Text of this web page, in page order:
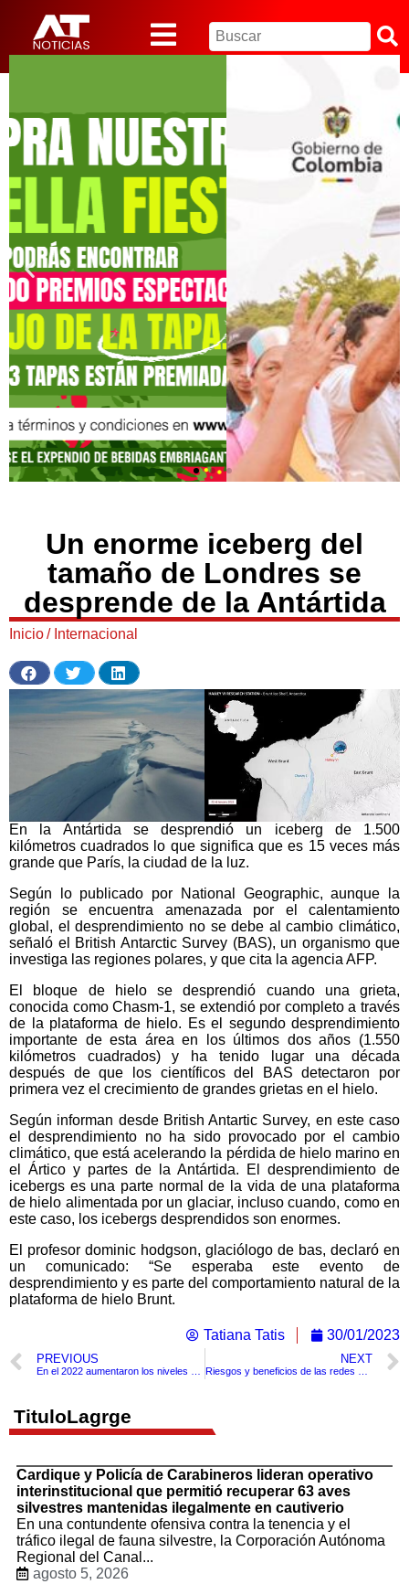
Un enorme iceberg del
tamaño de Londres se
desprende de la Antártida
Inicio/ Internacional
En la Antártida se desprendió un iceberg de 1.500
kilómetros cuadrados lo que significa que es 15 veces más
grande que París, la ciudad de la luz.
Según lo publicado por National Geographic, aunque la
región se encuentra amenazada por el calentamiento
global, el desprendimiento no se debe al cambio climático,
señaló el British Antarctic Survey (BAS), un organismo que
investiga las regiones polares, y que cita la agencia AFP.
El bloque de hielo se desprendió cuando una grieta,
conocida como Chasm-1, se extendió por completo a través
de la plataforma de hielo. Es el segundo desprendimiento
importante de esta área en los últimos dos años (1.550
kilómetros cuadrados) y ha tenido lugar una década
después de que los científicos del BAS detectaron por
primera vez el crecimiento de grandes grietas en el hielo.
Según informan desde British Antartic Survey, en este caso
el desprendimiento no ha sido provocado por el cambio
climático, que está acelerando la pérdida de hielo marino en
el Ártico y partes de la Antártida. El desprendimiento de
icebergs es una parte normal de la vida de una plataforma
de hielo alimentada por un glaciar, incluso cuando, como en
este caso, los icebergs desprendidos son enormes.
El profesor dominic hodgson, glaciólogo de bas, declaró en
un comunicado: “Se esperaba este evento de
desprendimiento y es parte del comportamiento natural de la
plataforma de hielo Brunt.
Tatiana Tatis 30/01/2023
PREVIOUS NEXT
TituloLagrge
Cardique y Policía de Carabineros lideran operativo
interinstitucional que permitió recuperar 63 aves
silvestres mantenidas ilegalmente en cautiverio
En una contundente ofensiva contra la tenencia y el
tráfico ilegal de fauna silvestre, la Corporación Autónoma
Regional del Canal...
agosto 5, 2026